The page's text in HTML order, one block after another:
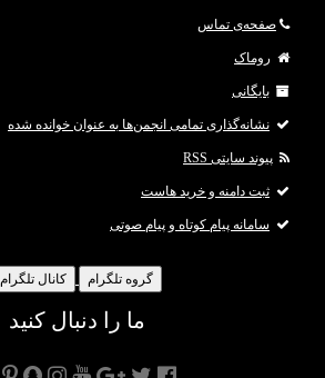
صفحه‌ی تماس
روماک
بایگانی
نشانه‌گذاری تمامی انجمن‌ها به عنوان خوانده شده
پیوند سایتی RSS
ثبت دامنه و خرید هاست
سامانه پیام کوتاه و پیام صوتی
گروه تلگرام کانال تلگرام
ما را دنبال کنید